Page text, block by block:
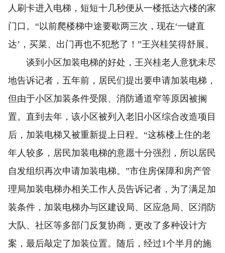
人刷卡进入电梯，短短十几秒便从一楼抵达六楼的家
门口。“以前爬楼梯中途要歇两三次，现在‘一键直
达’，买菜、出门再也不犯愁了！”王兴桂笑得舒展。
谈到小区加装电梯的好处，王兴桂老人意犹未尽
地告诉记者，五年前，居民们提出要申请加装电梯，
但由于小区加装条件受限、消防通道窄等原因被搁
置。直到去年，该小区被列入老旧小区综合改造项目
后，加装电梯又被重新提上日程。“这栋楼上住的老
年人较多，居民加装电梯的意愿十分强烈，所以居民
自发组织再次申请加装电梯。”市住房保障和房产管
理局加装电梯办相关工作人员告诉记者，为了满足加
装条件，加装电梯办与区建设局、区应急局、区消防
大队、社区等多部门反复协商，更改了多种设计方
案，最后敲定了加装位置。随后，经过1个半月的施